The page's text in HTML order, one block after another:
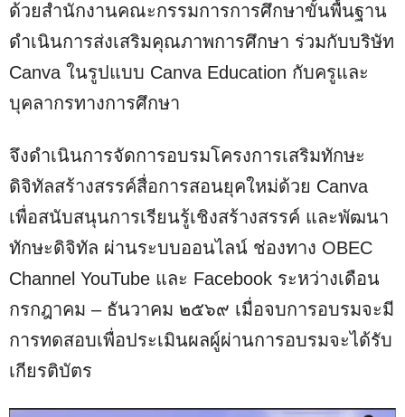
ด้วยสำนักงานคณะกรรมการการศึกษาขั้นพื้นฐาน
ดำเนินการส่งเสริมคุณภาพการศึกษา ร่วมกับบริษัท
Canva ในรูปแบบ Canva Education กับครูและ
บุคลากรทางการศึกษา
จึงดำเนินการจัดการอบรมโครงการเสริมทักษะ
ดิจิทัลสร้างสรรค์สื่อการสอนยุคใหม่ด้วย Canva
เพื่อสนับสนุนการเรียนรู้เชิงสร้างสรรค์ และพัฒนา
ทักษะดิจิทัล ผ่านระบบออนไลน์ ช่องทาง OBEC
Channel YouTube และ Facebook ระหว่างเดือน
กรกฎาคม – ธันวาคม ๒๕๖๙ เมื่อจบการอบรมจะมี
การทดสอบเพื่อประเมินผลผู์ผ่านการอบรมจะได้รับ
เกียรติบัตร